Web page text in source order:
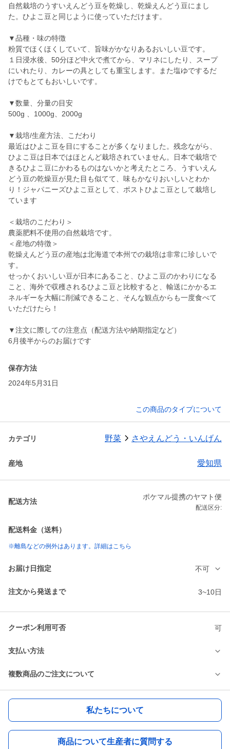
自然栽培のうすいえんどう豆を乾燥し、乾燥えんどう豆にまし
た。ひよこ豆と同じように使っていただけます。
▼品種・味の特徴
粉質でほくほくしていて、旨味がかなりあるおいしい豆です。
１日浸水後、50分ほど中火で煮てから、マリネにしたり、スープ
にいれたり、カレーの具としても重宝します。また塩ゆでするだ
けでもとてもおいしいです。
▼数量、分量の目安
500g 、1000g、2000g
▼栽培/生産方法、こだわり
最近はひよこ豆を目にすることが多くなりました。残念ながら、
ひよこ豆は日本ではほとんど栽培されていません。日本で栽培で
きるひよこ豆にかわるものはないかと考えたところ、うすいえん
どう豆の乾燥豆が見た目も似てて、味もかなりおいしいとわか
り！ジャパニーズひよこ豆として、ポストひよこ豆として栽培し
ています
＜栽培のこだわり＞
農薬肥料不使用の自然栽培です。
＜産地の特徴＞
乾燥えんどう豆の産地は北海道で本州での栽培は非常に珍しいで
す。
せっかくおいしい豆が日本にあること、ひよこ豆のかわりになる
こと、海外で収穫されるひよこ豆と比較すると、輸送にかかるエ
ネルギーを大幅に削減できること、そんな観点からも一度食べて
いただけたら！
▼注文に際しての注意点（配送方法や納期指定など）
6月後半からのお届けです
保存方法
2024年5月31日
この商品のタイプについて
カテゴリ 野菜 さやえんどう・いんげん
産地 愛知県
配送方法
ポケマル提携のヤマト便
配送区分:
配送料金（送料）
※離島などの例外はあります。詳細はこちら
お届け日指定 不可
注文から発送まで 3~10日
クーポン利用可否 可
支払い方法
複数商品のご注文について
私たちについて
商品について生産者に質問する